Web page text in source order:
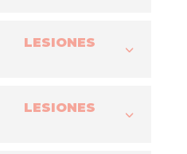
LESIONES
LESIONES